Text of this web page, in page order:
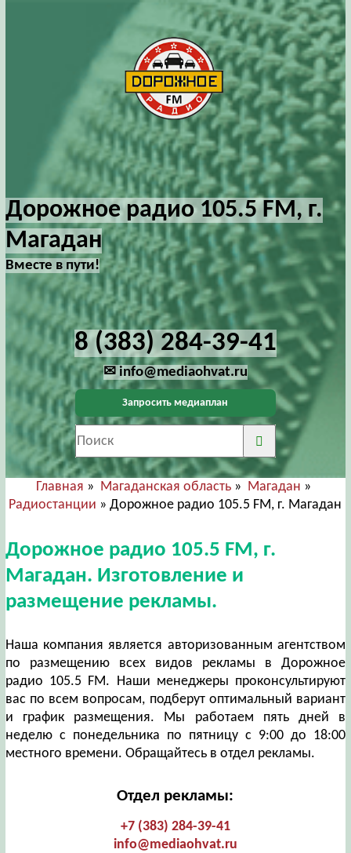
Дорожное радио 105.5 FM, г.
Магадан
Вместе в пути!
8 (383) 284-39-41
✉ info@mediaohvat.ru
Запросить медиаплан
Главная » Магаданская область » Магадан »
Радиостанции » Дорожное радио 105.5 FM, г. Магадан
Дорожное радио 105.5 FM, г.
Магадан. Изготовление и
размещение рекламы.
Наша компания является авторизованным агентством
по размещению всех видов рекламы в Дорожное
радио 105.5 FM. Наши менеджеры проконсультируют
вас по всем вопросам, подберут оптимальный вариант
и график размещения. Мы работаем пять дней в
неделю с понедельника по пятницу с 9:00 до 18:00
местного времени. Обращайтесь в отдел рекламы.
Отдел рекламы:
+7 (383) 284-39-41
info@mediaohvat.ru